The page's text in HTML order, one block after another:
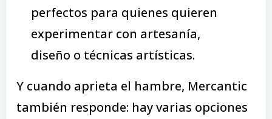
perfectos para quienes quieren
experimentar con artesanía,
diseño o técnicas artísticas.
Y cuando aprieta el hambre, Mercantic
también responde: hay varias opciones